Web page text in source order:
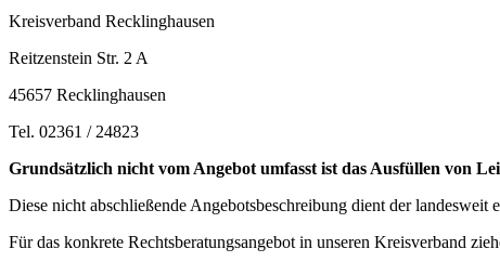
Kreisverband Recklinghausen
Reitzenstein Str. 2 A
45657 Recklinghausen
Tel. 02361 / 24823
Grundsätzlich nicht vom Angebot umfasst ist das Ausfüllen von
Diese nicht abschließende Angebotsbeschreibung dient der
Für das konkrete Rechtsberatungsangebot in unseren Kreisverband